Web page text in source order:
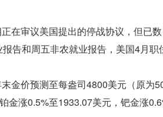
在审议美国提出的停战协议，但已
告和周五非农就业报告，美国4月
金价预测至每盎司4800美元（原
金涨0.5%至1933.07美元，钯金涨